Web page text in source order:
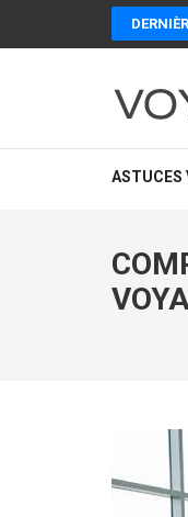
au
ASTUCES